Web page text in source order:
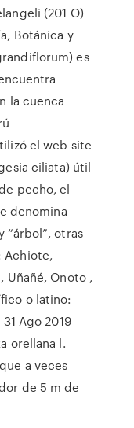
(201 O)
Botánica y
es
la cuenca
el web site
ciliata) útil
pecho, el
denomina
“árbol”, otras
Achiote,
Uñañé, Onoto ,
o latino:
Ago 2019
orellana l.
a veces
de 5 m de